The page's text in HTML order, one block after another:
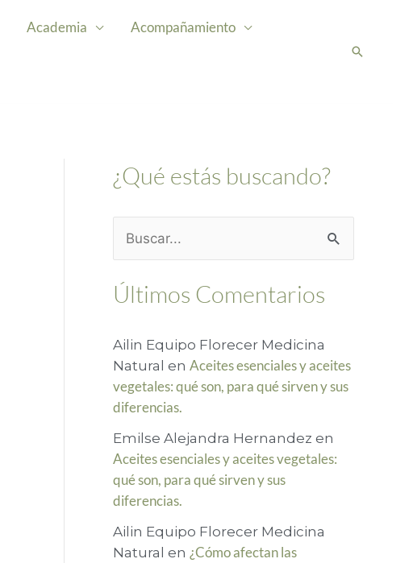
Academia Acompañamiento
Buscar
¿Qué estás buscando?
s
a
p
o
r
:
Últimos Comentarios
Ailin Equipo Florecer Medicina
Natural en Aceites esenciales y aceites
vegetales: qué son, para qué sirven y sus
diferencias.
Emilse Alejandra Hernandez en
Aceites esenciales y aceites vegetales:
qué son, para qué sirven y sus
diferencias.
Ailin Equipo Florecer Medicina
Natural en ¿Cómo afectan las